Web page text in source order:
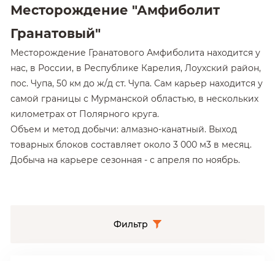
Месторождение "Амфиболит
Гранатовый"
Месторождение Гранатового Амфиболита находится у
нас, в России, в Республике Карелия, Лоухский район,
пос. Чупа, 50 км до ж/д ст. Чупа. Сам карьер находится у
самой границы с Мурманской областью, в нескольких
километрах от Полярного круга.
Объем и метод добычи: алмазно-канатный. Выход
товарных блоков составляет около 3 000 м3 в месяц.
Добыча на карьере сезонная - с апреля по ноябрь.
полихромным рисунком, где серо-белые полосы
Фильтр